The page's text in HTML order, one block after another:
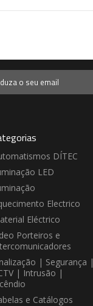
DÍTEC
LED
Electrico
Eléctrico
Porteiros e
| Segurança |
| Intrusão |
e Catálogos